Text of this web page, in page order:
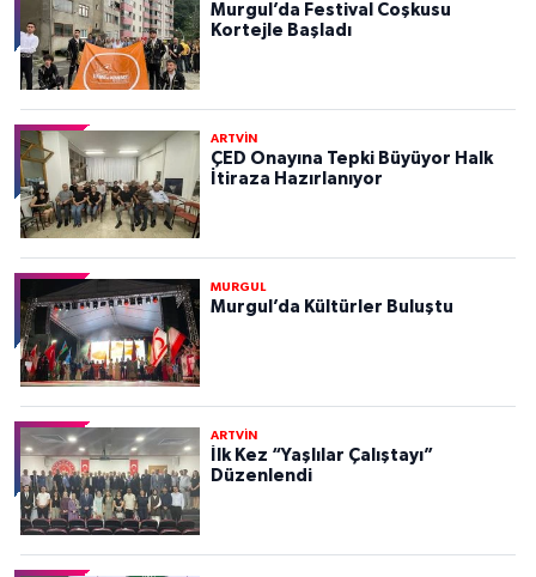
Murgul’da Festival Coşkusu
Kortejle Başladı
ARTVİN
ÇED Onayına Tepki Büyüyor Halk
İtiraza Hazırlanıyor
MURGUL
Murgul’da Kültürler Buluştu
ARTVİN
İlk Kez “Yaşlılar Çalıştayı”
Düzenlendi